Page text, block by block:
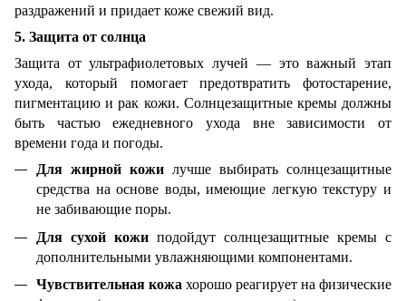
раздражений и придает коже свежий вид.
5. Защита от солнца
Защита от ультрафиолетовых лучей — это важный этап
ухода, который помогает предотвратить фотостарение,
пигментацию и рак кожи. Солнцезащитные кремы должны
быть частью ежедневного ухода вне зависимости от
времени года и погоды.
Для жирной кожи лучше выбирать солнцезащитные
средства на основе воды, имеющие легкую текстуру и
не забивающие поры.
Для сухой кожи подойдут солнцезащитные кремы с
дополнительными увлажняющими компонентами.
Чувствительная кожа хорошо реагирует на физические